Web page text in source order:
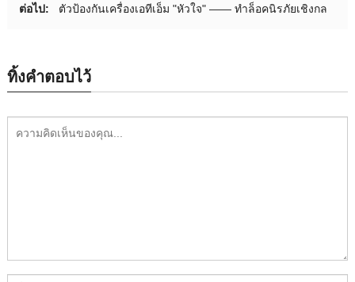
ต่อไป:
ตัวป้องกันเครื่องเอทีเอ็ม "หัวใจ" —— ทําล็อคนิรภัยเชิงกล
ทิ้งคำตอบไว้